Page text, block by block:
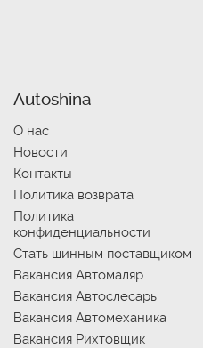
Autoshina
О нас
Новости
Контакты
Политика возврата
Политика
конфиденциальности
Стать шинным поставщиком
Вакансия Автомаляр
Вакансия Автослесарь
Вакансия Автомеханика
Вакансия Рихтовщик